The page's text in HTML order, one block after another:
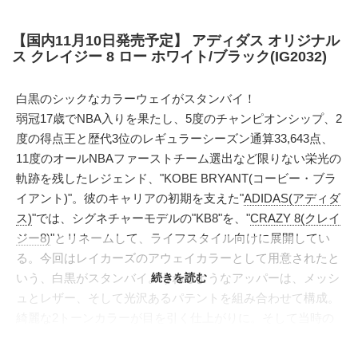
【国内11月10日発売予定】 アディダス オリジナル
ス クレイジー 8 ロー ホワイト/ブラック(IG2032)
白黒のシックなカラーウェイがスタンバイ！
弱冠17歳でNBA入りを果たし、5度のチャンピオンシップ、2
度の得点王と歴代3位のレギュラーシーズン通算33,643点、
11度のオールNBAファーストチーム選出など限りない栄光の
軌跡を残したレジェンド、"KOBE BRYANT(コービー・ブラ
イアント)"。彼のキャリアの初期を支えた"ADIDAS(アディダ
ス)"では、シグネチャーモデルの"KB8"を、"CRAZY 8(クレイ
ジー8)"とリネームして、ライフスタイル向けに展開してい
る。今回はレイカーズのアウェイカラーとして用意されたと
いう、白黒がスタンバイ。うねるようなアッパーは、メッシ
ュとレザー、そして光沢あるパテントを組み合わせて構成。
続きを読む